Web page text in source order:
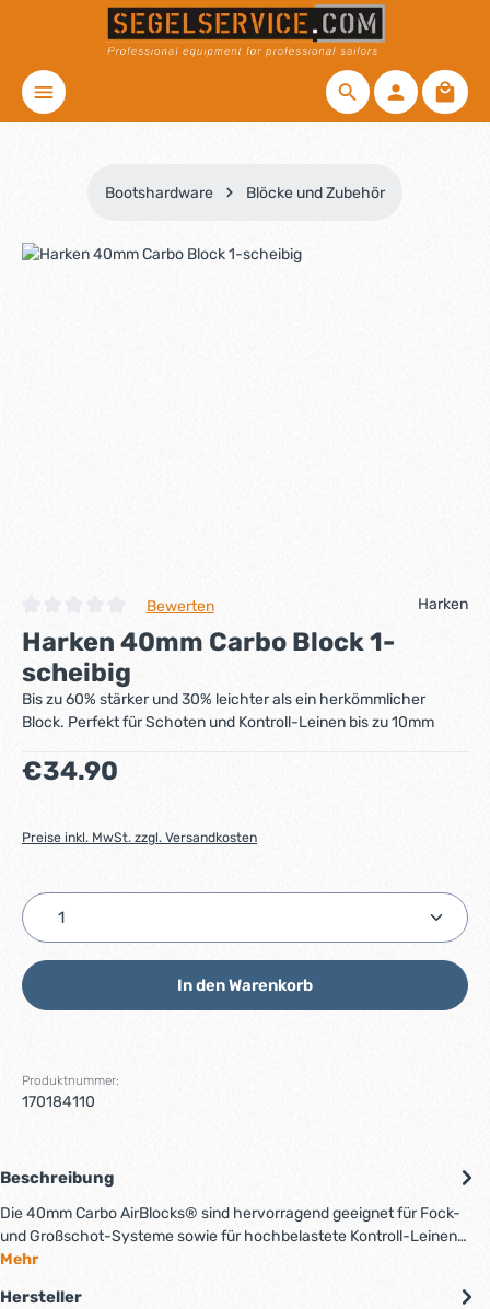
Zum Hauptinhalt springen
Bootshardware Blöcke und Zubehör
Bildergalerie überspringen
Durchschnittliche Bewertung von 0 von 5 Sternen
Bewerten Harken
Harken 40mm Carbo Block 1-
scheibig
Bis zu 60% stärker und 30% leichter als ein herkömmlicher
Block. Perfekt für Schoten und Kontroll-Leinen bis zu 10mm
Regulärer Preis:
€34.90
Preise inkl. MwSt. zzgl. Versandkosten
Produkt Anzahl: Gib den gewünschten Wert ein
In den Warenkorb
Produktnummer:
170184110
Beschreibung
Die 40mm Carbo AirBlocks® sind hervorragend geeignet für Fock-
und Großschot-Systeme sowie für hochbelastete Kontroll-Leinen…
Mehr
Hersteller